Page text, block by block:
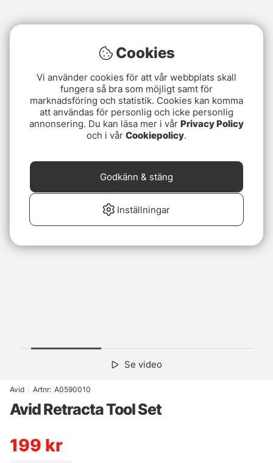
Se video
Avid Artnr: A0590010
Avid Retracta Tool Set
199 kr
Cookies
Vi använder cookies för att vår webbplats skall
fungera så bra som möjligt samt för
marknadsföring och statistik. Cookies kan komma
att användas för personlig och icke personlig
annonsering. Du kan läsa mer i vår Privacy Policy
och i vår Cookiepolicy.
Inställningar
Godkänn & stäng